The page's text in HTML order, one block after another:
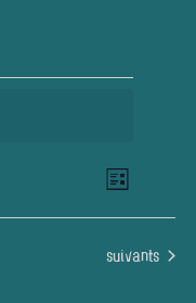
PAR
vues
Liste
Évènements
suivants